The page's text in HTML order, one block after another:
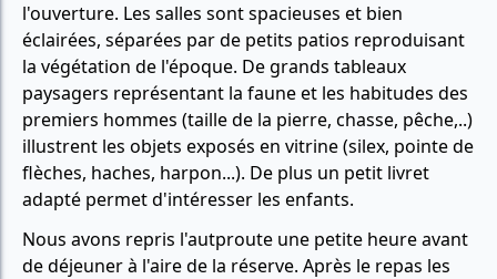
l'ouverture. Les salles sont spacieuses et bien
éclairées, séparées par de petits patios reproduisant
la végétation de l'époque. De grands tableaux
paysagers représentant la faune et les habitudes des
premiers hommes (taille de la pierre, chasse, pêche,..)
illustrent les objets exposés en vitrine (silex, pointe de
flèches, haches, harpon...). De plus un petit livret
adapté permet d'intéresser les enfants.
Nous avons repris l'autproute une petite heure avant
de déjeuner à l'aire de la réserve. Après le repas les